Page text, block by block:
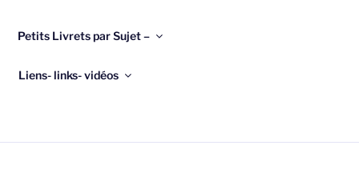
Petits Livrets par Sujet –
Liens- links- vidéos